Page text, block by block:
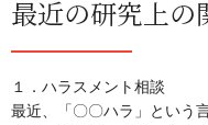
最近の研究上の
１．ハラスメント相談
最近、「〇〇ハラ」という